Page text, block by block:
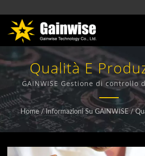
Qualità E
Produttore Di
Taiwan |
Technology
GAINWISE Gestione di controllo
Home / Informazioni Su GAINWISE /